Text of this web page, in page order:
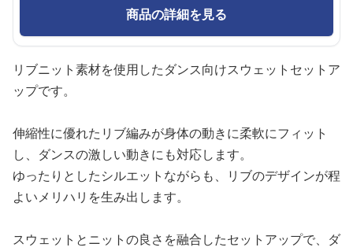
商品の詳細を見る
リブニット素材を使用したダンス向けスウェットセットア
ップです。
伸縮性に優れたリブ編みが身体の動きに柔軟にフィット
し、ダンスの激しい動きにも対応します。
ゆったりとしたシルエットながらも、リブのデザインが程
よいメリハリを生み出します。
スウェットとニットの良さを融合したセットアップで、ダ